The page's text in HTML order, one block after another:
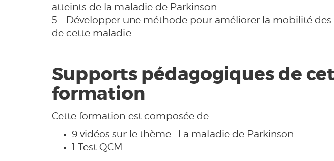
atteints de la maladie de Parkinson
5 – Développer une méthode pour améliorer la mobilité des
de cette maladie
Supports pédagogiques de
formation
Cette formation est composée de :
9 vidéos sur le thème : La maladie de Parkinson
1 Test QCM